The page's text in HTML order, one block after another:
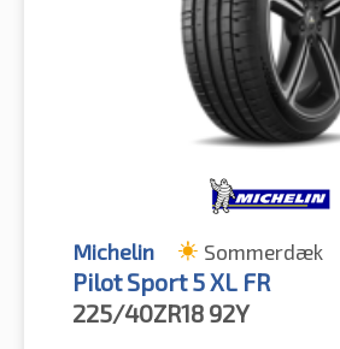
Michelin Sommerdæk
Pilot Sport 5 XL FR
225/40ZR18 92Y